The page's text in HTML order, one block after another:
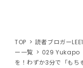
TOP 読者ブロガー
ー一覧
029 Yukapo
を！わずか3分で「もち